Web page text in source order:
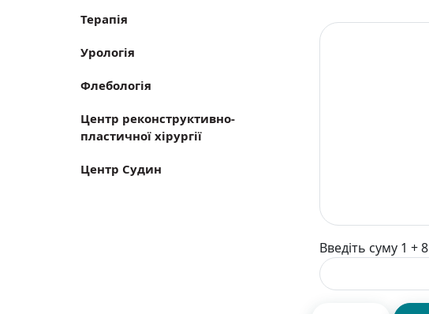
Терапія
Урологія
Флебологія
Центр реконструктивно-
пластичної хірургії
Центр Судин
Введіть суму 1 + 8